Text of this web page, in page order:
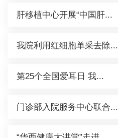
肝移植中心开展“中国肝...
我院利用红细胞单采去除...
第25个全国爱耳日 我...
门诊部入院服务中心联合...